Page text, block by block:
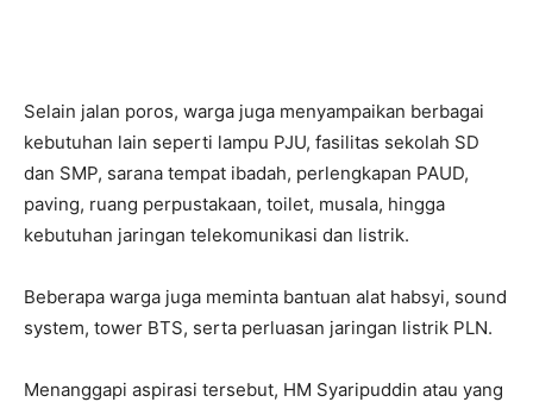
Selain jalan poros, warga juga menyampaikan berbagai
kebutuhan lain seperti lampu PJU, fasilitas sekolah SD
dan SMP, sarana tempat ibadah, perlengkapan PAUD,
paving, ruang perpustakaan, toilet, musala, hingga
kebutuhan jaringan telekomunikasi dan listrik.
Beberapa warga juga meminta bantuan alat habsyi, sound
system, tower BTS, serta perluasan jaringan listrik PLN.
Menanggapi aspirasi tersebut, HM Syaripuddin atau yang